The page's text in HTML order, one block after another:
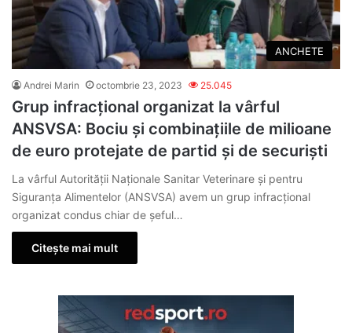
ANCHETE
Andrei Marin octombrie 23, 2023 25.045
Grup infracțional organizat la vârful
ANSVSA: Bociu și combinațiile de milioane
de euro protejate de partid și de securiști
La vârful Autorității Naționale Sanitar Veterinare și pentru
Siguranța Alimentelor (ANSVSA) avem un grup infracțional
organizat condus chiar de șeful…
Citește mai mult